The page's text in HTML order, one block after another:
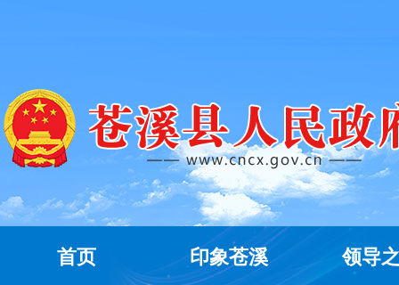
首页 印象苍溪 领导